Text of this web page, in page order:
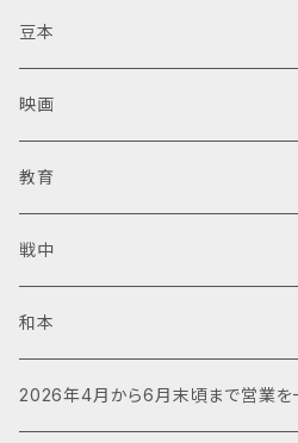
豆本
映画
教育
戦中
和本
2026年4月から6月末頃まで営業を